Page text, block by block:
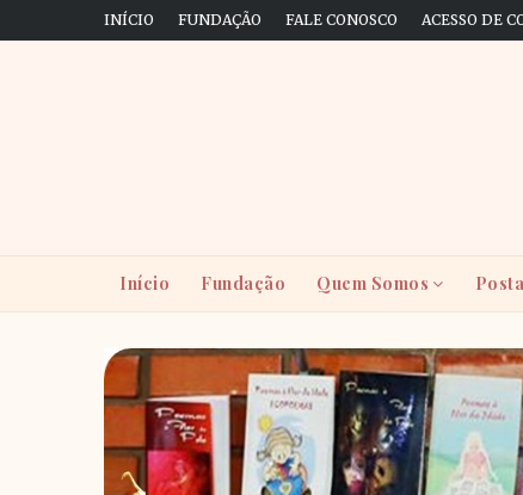
INÍCIO FUNDAÇÃO FALE CONOSCO ACESSO DE
Início Fundação Quem Somos